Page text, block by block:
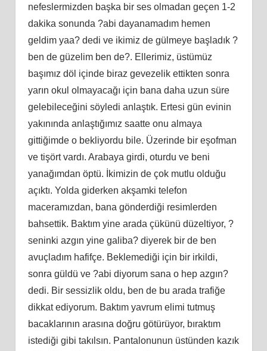
nefeslermizden başka bir ses olmadan geçen 1-2
dakika sonunda ?abi dayanamadım hemen
geldim yaa? dedi ve ikimiz de gülmeye başladık ?
ben de güzelim ben de?. Ellerimiz, üstümüz
başımız döl içinde biraz gevezelik ettikten sonra
yarın okul olmayacağı için bana daha uzun süre
gelebileceğini söyledi anlaştık. Ertesi gün evinin
yakınında anlaştığımız saatte onu almaya
gittiğimde o bekliyordu bile. Üzerinde bir eşofman
ve tişört vardı. Arabaya girdi, oturdu ve beni
yanağımdan öptü. İkimizin de çok mutlu olduğu
açıktı. Yolda giderken akşamki telefon
maceramızdan, bana gönderdiği resimlerden
bahsettik. Baktım yine arada çükünü düzeltiyor, ?
seninki azgın yine galiba? diyerek bir de ben
avuçladım hafifçe. Beklemediği için bir irkildi,
sonra güldü ve ?abi diyorum sana o hep azgın?
dedi. Bir sessizlik oldu, ben de bu arada trafiğe
dikkat ediyorum. Baktım yavrum elimi tutmuş
bacaklarının arasına doğru götürüyor, bıraktım
istediği gibi takılsın. Pantalonunun üstünden kazık